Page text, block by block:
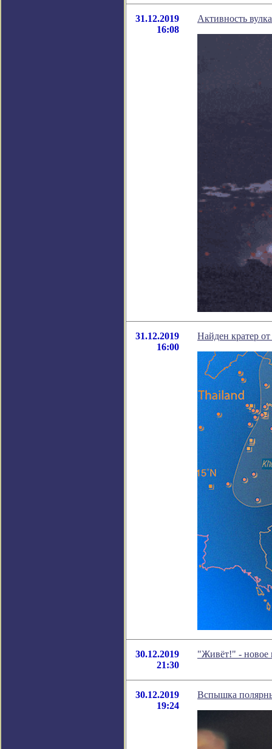
31.12.2019
16:08
Активность
31.12.2019
16:00
Найден кратер
30.12.2019
21:30
"Живёт!" - новое
30.12.2019
19:24
Вспышка